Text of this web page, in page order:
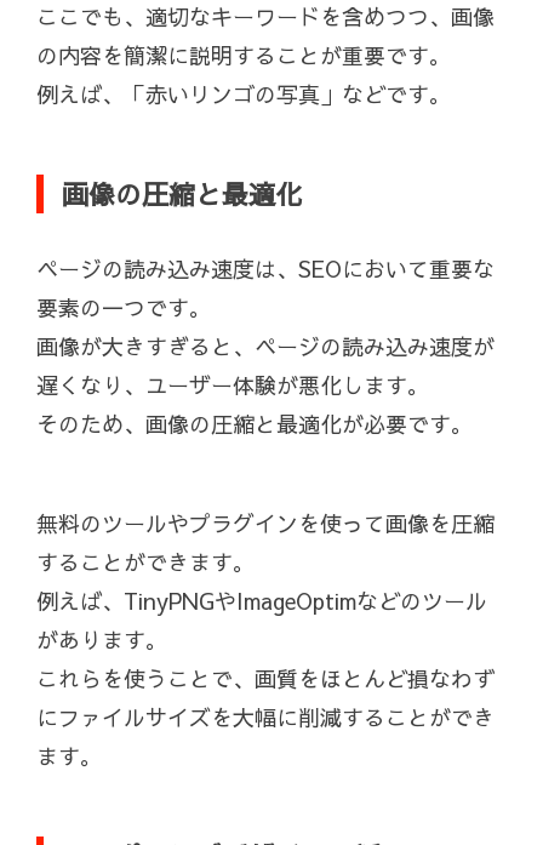
ここでも、適切なキーワードを含めつつ、画像
の内容を簡潔に説明することが重要です。
例えば、「赤いリンゴの写真」などです。
画像の圧縮と最適化
ページの読み込み速度は、SEOにおいて重要な
要素の一つです。
画像が大きすぎると、ページの読み込み速度が
遅くなり、ユーザー体験が悪化します。
そのため、画像の圧縮と最適化が必要です。
無料のツールやプラグインを使って画像を圧縮
することができます。
例えば、TinyPNGやImageOptimなどのツール
があります。
これらを使うことで、画質をほとんど損なわず
にファイルサイズを大幅に削減することができ
ます。